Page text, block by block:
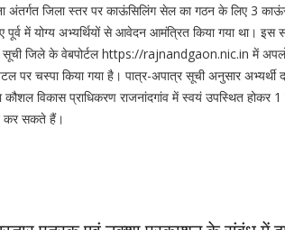
अंतर्गत जिला स्तर पर काऊंसिलिंग सेल का गठन के लिए 3
में योग्य अभ्यर्थियों से आवेदन आमंत्रित किया गया था। इस
सूची जिले के वेबपोर्टल https://rajnandgaon.nic.in में
पर चस्पा किया गया है। पात्र-अपात्र सूची अनुसार अभ्यर्थी
विकास प्राधिकरण राजनांदगांव में स्वयं उपस्थित होकर 1
कर सकते हैं।